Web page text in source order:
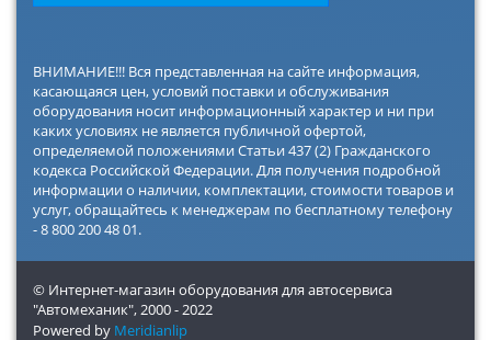
ВНИМАНИЕ!!! Вся представленная на сайте информация,
касающаяся цен, условий поставки и обслуживания
оборудования носит информационный характер и ни при
каких условиях не является публичной офертой,
определяемой положениями Статьи 437 (2) Гражданского
кодекса Российской Федерации. Для получения подробной
информации о наличии, комплектации, стоимости товаров и
услуг, обращайтесь к менеджерам по бесплатному телефону
- 8 800 200 48 01.
© Интернет-магазин оборудования для автосервиса
"Автомеханик",2000 - 2022
Powered by Meridianlip